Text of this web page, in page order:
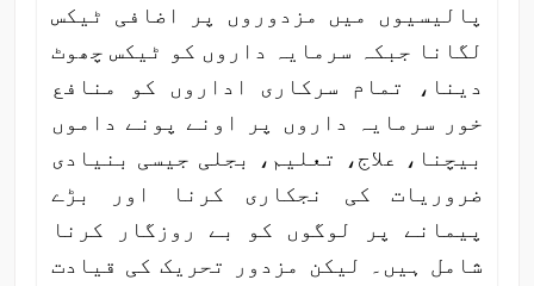
پالیسیوں میں مزدوروں پر اضافی ٹیکس
لگانا جبکہ سرمایہ داروں کو ٹیکس چھوٹ
دینا، تمام سرکاری اداروں کو منافع
خور سرمایہ داروں پر اونے پونے داموں
بیچنا، علاج، تعلیم، بجلی جیسی بنیادی
ضروریات کی نجکاری کرنا اور بڑے
پیمانے پر لوگوں کو بے روزگار کرنا
شامل ہیں۔ لیکن مزدور تحریک کی قیادت